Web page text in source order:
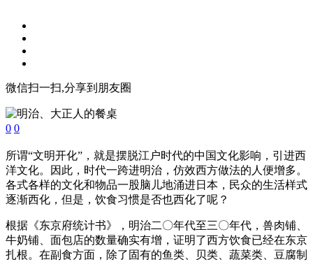
微信扫一扫,分享到朋友圈
0 0
所谓“文明开化”，就是摆脱江户时代的中国文化影响，引进西
洋文化。因此，时代一跨进明治，仿效西方做法的人便增多。
各式各样的文化和物品一股脑儿地涌进日本，民众的生活样式
逐渐西化，但是，饮食习惯是否也西化了呢？
根据《东京府统计书》，明治二〇年代至三〇年代，兽肉铺、
牛奶铺、面包店的数量确实有增，证明了西方饮食已经在东京
扎根。在副食方面，除了固有的鱼类、贝类、蔬菜类、豆腐制